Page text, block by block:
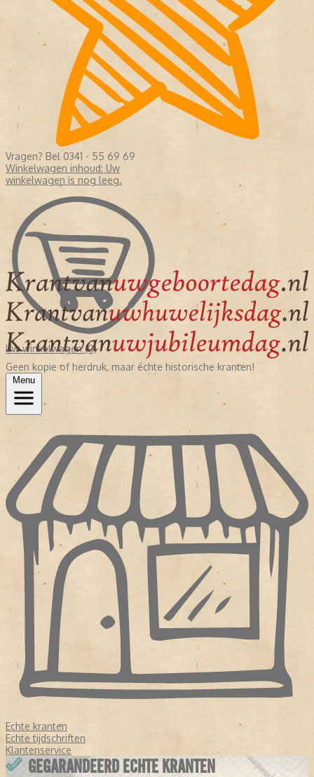
Vragen? Bel 0341 - 55 69 69
Winkelwagen inhoud: Uw
winkelwagen is nog leeg.
Uw winkelwagen (0)
Geen kopie of herdruk, maar échte historische kranten!
Menu
Echte kranten
Echte tijdschriften
Klantenservice
GEGARANDEERD ECHTE KRANTEN